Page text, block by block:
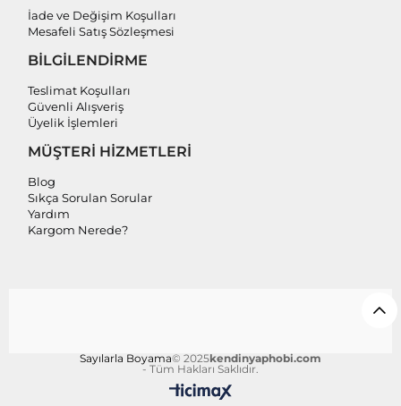
İade ve Değişim Koşulları
Mesafeli Satış Sözleşmesi
BİLGİLENDİRME
Teslimat Koşulları
Güvenli Alışveriş
Üyelik İşlemleri
MÜŞTERİ HİZMETLERİ
Blog
Sıkça Sorulan Sorular
Yardım
Kargom Nerede?
Sayılarla Boyama© 2025kendinyaphobi.com
- Tüm Hakları Saklıdır.